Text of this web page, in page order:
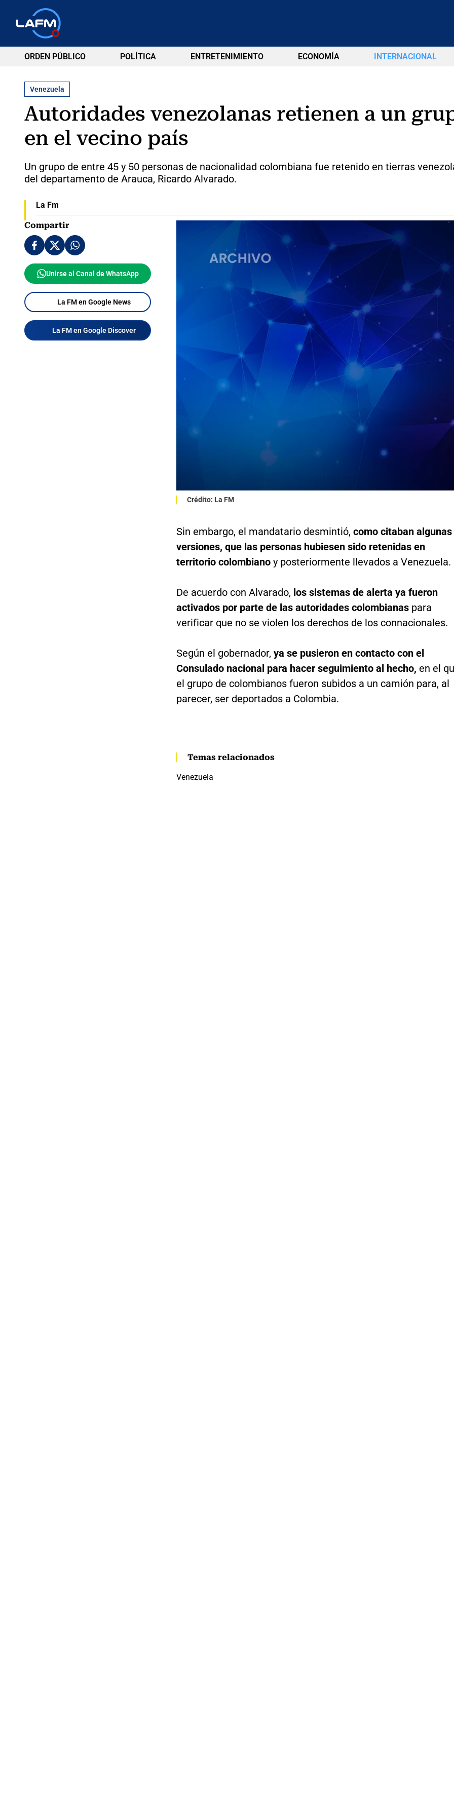
ORDEN PÚBLICO POLÍTICA ENTRETENIMIENTO ECONOMÍA INTERNACIONAL
Venezuela
Autoridades venezolanas retienen a un
en el vecino país
Un grupo de entre 45 y 50 personas de nacionalidad colombiana fue retenido en tierras
del departamento de Arauca, Ricardo Alvarado.
La Fm
Compartir
Unirse al Canal de WhatsApp
La FM en Google News
La FM en Google Discover
Crédito: La FM
Sin embargo, el mandatario desmintió, como citaban algunas
versiones, que las personas hubiesen sido retenidas en
territorio colombianoy posteriormente llevados a Venezuela.
De acuerdo con Alvarado, los sistemas de alerta ya fueron
activados por parte de las autoridades colombianaspara
verificar que no se violen los derechos de los connacionales.
Según el gobernador, ya se pusieron en contacto con el
Consulado nacional para hacer seguimiento al hecho, en el
el grupo de colombianos fueron subidos a un camión para, al
parecer, ser deportados a Colombia.
Temas relacionados
Venezuela